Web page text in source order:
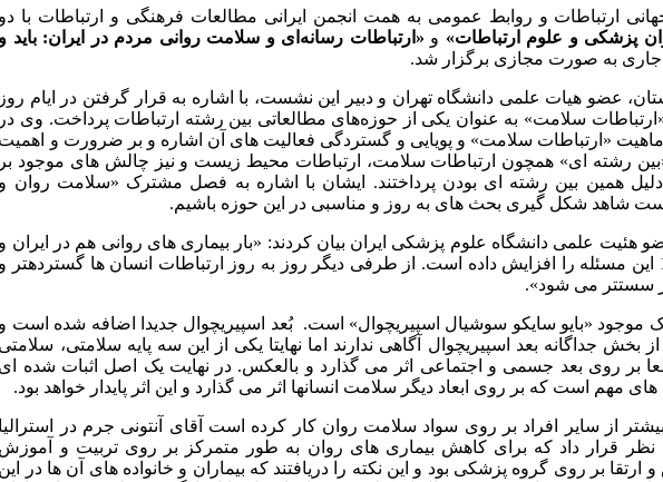
و روابط عمومى به همت انجمن ایرانی مطالعات فرهنگی و ارتباطات با دو
پزشکی و علوم ارتباطات» و «ارتباطات رسانه‌ای و سلامت روانی مردم در ایران: باید و
عضو هیات علمی دانشگاه تهران و دبیر این نشست، با اشاره به قرار گرفتن در ایام روز
سلامت» به عنوان یکی از حوزه‌های مطالعاتی بین رشته ارتباطات پرداخت. وی در
«ارتباطات سلامت» و پویایی و گستردگی فعالیت های آن اشاره و بر ضرورت و اهمیت
رشته ای» همچون ارتباطات سلامت، ارتباطات محیط زیست و نیز چالش های موجود بر
همین بین رشته ای بودن پرداختند. ایشان با اشاره به فصل مشترک «سلامت روان و
نشست شاهد شکل گیری بحث های به روز و مناسبی در این حوزه باشیم.
علمی دانشگاه علوم پزشکی ایران بیان کردند: «بار بیماری های روانی هم در ایران و
هم در جهان افزایش پیدا کرده است و کوید 19 این مسئله را افزایش داده است. از طرفی دیگر روز به روز ارتباطات انسان ها گسترده­تر و
سست­تر می شود».
موجود «بایو سایکو سوشیال اسپیریچوال» است. بُعد اسپیریچوال جدیدا اضافه شده است و
بخش جداگانه بعد اسپیریچوال آگاهی ندارند اما نهایتا یکی از این سه پایه سلامتی، سلامتی
بر روی بعد جسمی و اجتماعی اثر می گذارد و بالعکس. در نهایت یک اصل اثبات شده ای
مهم است که بر روی ابعاد دیگر سلامت انسانها اثر می گذارد و این اثر پایدار خواهد بود.
از سایر افراد بر روی سواد سلامت روان کار کرده است آقای آنتونی جرم در استرالیا
دهه 90 این نکته را مد نظر قرار داد که برای کاهش بیماری های روان به طور متمرکز بر روی تربیت و آموزش
بر روی گروه پزشکی بود و این نکته را دریافتند که بیماران و خانواده های آن ها در این